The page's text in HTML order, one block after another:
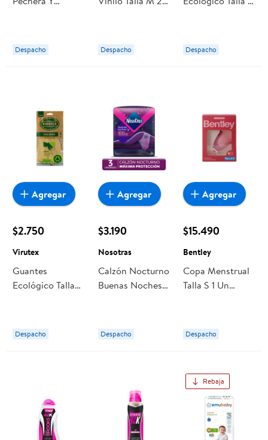
Buddy Pet
Despacho Despacho Despacho
$2.750
Virutex
Guantes
Ecológico Talla
Despacho
Agregar
$3.190
Nosotras
Calzón Nocturno
Buenas Noches
Despacho
Agregar
$15.490
Bentley
Copa Menstrual
Talla S 1 Un
Despacho
Agregar
Rebaja